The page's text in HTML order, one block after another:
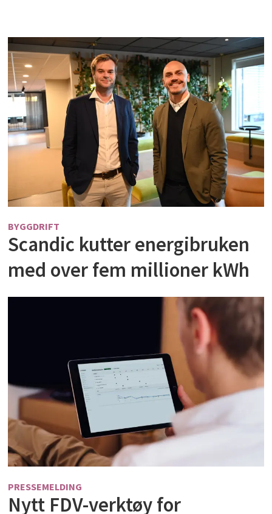
BYGGDRIFT
Scandic kutter energibruken
med over fem millioner kWh
PRESSEMELDING
Nytt FDV-verktøy for